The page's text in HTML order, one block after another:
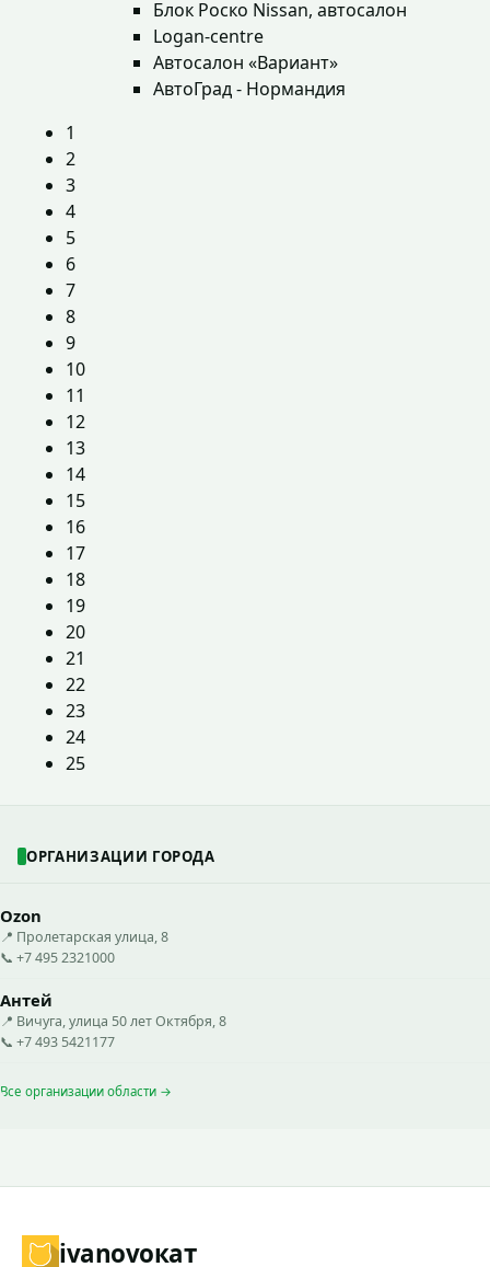
Блок Роско Nissan, автосалон
Logan-centre
Автосалон «Вариант»
АвтоГрад - Нормандия
1
2
3
4
5
6
7
8
9
10
11
12
13
14
15
16
17
18
19
20
21
22
23
24
25
ОРГАНИЗАЦИИ ГОРОДА
Ozon
📍 Пролетарская улица, 8
📞 +7 495 2321000
Антей
📍 Вичуга, улица 50 лет Октября, 8
📞 +7 493 5421177
Все организации области →
ivanovoкат